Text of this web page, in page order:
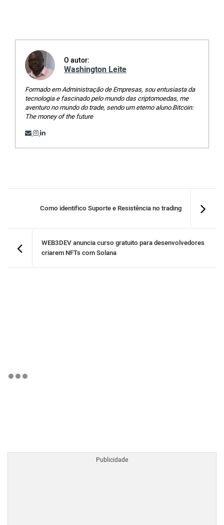
O autor:
Washington Leite
Formado em Administração de Empresas, sou entusiasta da
tecnologia e fascinado pelo mundo das criptomoedas, me
aventuro no mundo do trade, sendo um eterno aluno.Bitcoin:
The money of the future
Como identifico Suporte e Resistência no trading
WEB3DEV anuncia curso gratuito para desenvolvedores
criarem NFTs com Solana